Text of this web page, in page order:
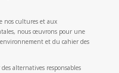
nos cultures et aux
nous œuvrons pour une
et du cahier des
alternatives responsables